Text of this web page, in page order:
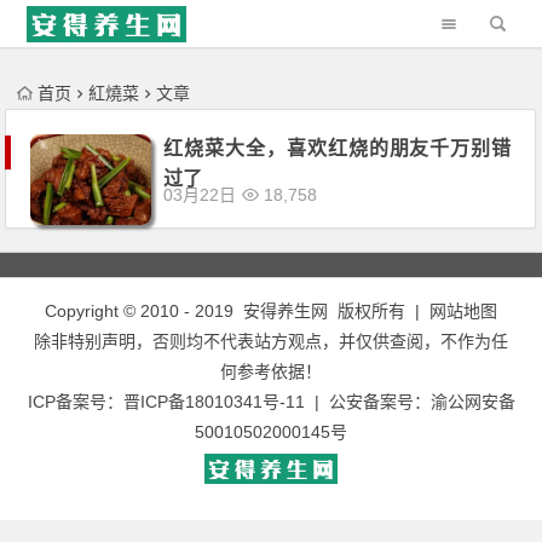
'); })();
首页 紅燒菜 文章
红烧菜大全，喜欢红烧的朋友千万别错
过了
03月22日 18,758
Copyright © 2010 - 2019 安得养生网 版权所有 |
网站地图
除非特别声明，否则均不代表站方观点，并仅供查阅，不作为任
何参考依据！
ICP备案号： 晋ICP备18010341号-11 | 公安备案号： 渝公网安备
50010502000145号